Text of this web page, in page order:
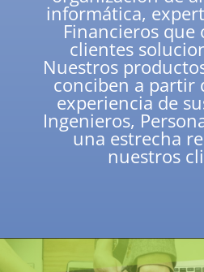
informática,
Financieros que
clientes
Nuestros
conciben a partir
experiencia de
Ingenieros,
una estrecha
nuestros